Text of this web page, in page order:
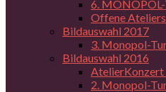
6.
Offene
Bildauswahl 2017
3. Monopol-
Bildauswahl 2016
AtelierKonzert
2. Monopol-